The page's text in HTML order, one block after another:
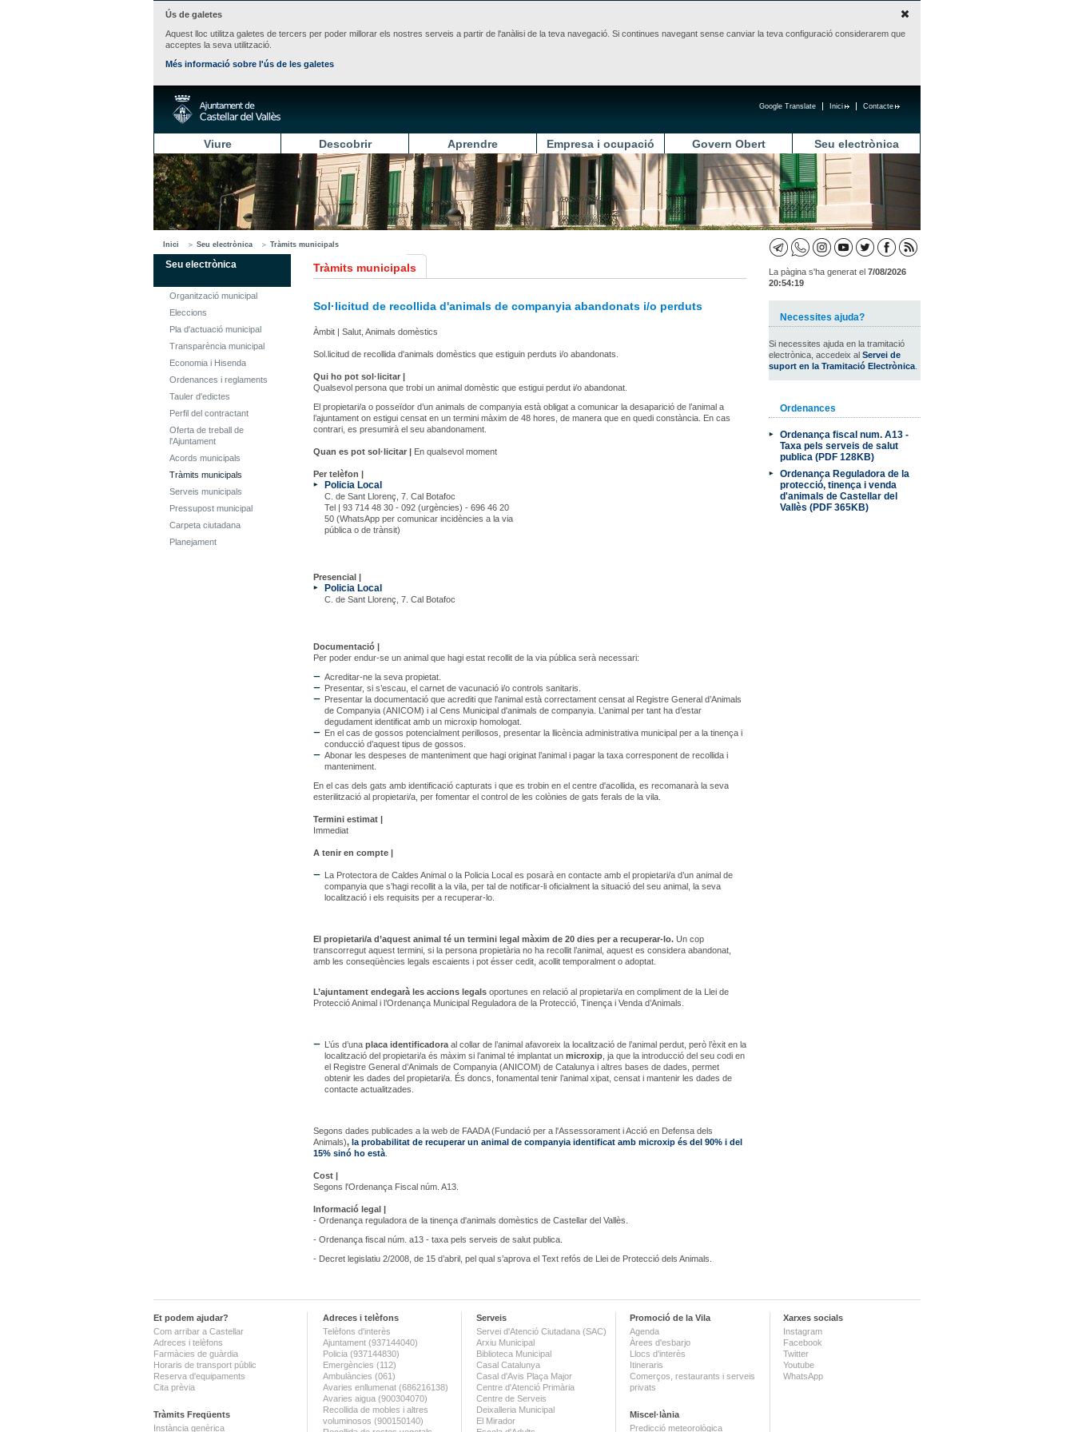
Ús de galetes
Aquest lloc utilitza galetes de tercers per poder millorar els nostres serveis a partir de l'anàlisi de la teva navegació. Si continues navegant sense canviar la teva configuració considerarem que
acceptes la seva utilització.
Més informació sobre l'ús de les galetes
Contacte
Inici
Google Translate
Viure Descobrir Aprendre Empresa i ocupació Govern Obert Seu electrònica
Inici Seu electrònica Tràmits municipals
Seu electrònica
Organització municipal
Eleccions
Pla d'actuació municipal
Transparència municipal
Economia i Hisenda
Ordenances i reglaments
Tauler d'edictes
Perfil del contractant
Oferta de treball de
l'Ajuntament
Acords municipals
Tràmits municipals
Serveis municipals
Pressupost municipal
Carpeta ciutadana
Planejament
Tràmits municipals La pàgina s'ha generat el 7/08/2026
20:54:19
Sol·licitud de recollida d'animals de companyia abandonats i/o perduts
Àmbit | Salut, Animals domèstics
Sol.licitud de recollida d'animals domèstics que estiguin perduts i/o abandonats.
Qui ho pot sol·licitar |
Qualsevol persona que trobi un animal domèstic que estigui perdut i/o abandonat.
El propietari/a o posseïdor d’un animals de companyia està obligat a comunicar la desaparició de l’animal a
l’ajuntament on estigui censat en un termini màxim de 48 hores, de manera que en quedi constància. En cas
contrari, es presumirà el seu abandonament.
Quan es pot sol·licitar | En qualsevol moment
Per telèfon |
Policia Local
C. de Sant Llorenç, 7. Cal Botafoc
Tel | 93 714 48 30 - 092 (urgències) - 696 46 20
50 (WhatsApp per comunicar incidències a la via
pública o de trànsit)
Presencial |
Policia Local
C. de Sant Llorenç, 7. Cal Botafoc
Documentació |
Per poder endur-se un animal que hagi estat recollit de la via pública serà necessari:
Acreditar-ne la seva propietat.
Presentar, si s’escau, el carnet de vacunació i/o controls sanitaris.
Presentar la documentació que acrediti que l'animal està correctament censat al Registre General d’Animals
de Companyia (ANICOM) i al Cens Municipal d'animals de companyia. L’animal per tant ha d’estar
degudament identificat amb un microxip homologat.
En el cas de gossos potencialment perillosos, presentar la llicència administrativa municipal per a la tinença i
conducció d’aquest tipus de gossos.
Abonar les despeses de manteniment que hagi originat l’animal i pagar la taxa corresponent de recollida i
manteniment.
En el cas dels gats amb identificació capturats i que es trobin en el centre d'acollida, es recomanarà la seva
esterilització al propietari/a, per fomentar el control de les colònies de gats ferals de la vila.
Termini estimat |
Immediat
A tenir en compte |
La Protectora de Caldes Animal o la Policia Local es posarà en contacte amb el propietari/a d’un animal de
companyia que s’hagi recollit a la vila, per tal de notificar-li oficialment la situació del seu animal, la seva
localització i els requisits per a recuperar-lo.
El propietari/a d’aquest animal té un termini legal màxim de 20 dies per a recuperar-lo. Un cop
transcorregut aquest termini, si la persona propietària no ha recollit l’animal, aquest es considera abandonat,
amb les conseqüències legals escaients i pot ésser cedit, acollit temporalment o adoptat.
L’ajuntament endegarà les accions legals oportunes en relació al propietari/a en compliment de la Llei de
Protecció Animal i l’Ordenança Municipal Reguladora de la Protecció, Tinença i Venda d’Animals.
L’ús d’una placa identificadora al collar de l’animal afavoreix la localització de l’animal perdut, però l’èxit en la
localització del propietari/a és màxim si l’animal té implantat un microxip , ja que la introducció del seu codi en
el Registre General d’Animals de Companyia (ANICOM) de Catalunya i altres bases de dades, permet
obtenir les dades del propietari/a. És doncs, fonamental tenir l’animal xipat, censat i mantenir les dades de
contacte actualitzades.
Segons dades publicades a la web de FAADA (Fundació per a l'Assessorament i Acció en Defensa dels
Animals), la probabilitat de recuperar un animal de companyia identificat amb microxip és del 90% i del
15% sinó ho està
Cost |
Segons l'Ordenança Fiscal núm. A13.
Informació legal |
- Ordenança reguladora de la tinença d'animals domèstics de Castellar del Vallès.
- Ordenança fiscal núm. a13 - taxa pels serveis de salut publica.
- Decret legislatiu 2/2008, de 15 d’abril, pel qual s’aprova el Text refós de Llei de Protecció dels Animals.
Necessites ajuda?
Si necessites ajuda en la tramitació
electrònica, accedeix al Servei de
suport en la Tramitació Electrònica
Ordenances
Ordenança fiscal num. A13 -
Taxa pels serveis de salut
publica (PDF 128KB)
Ordenança Reguladora de la
protecció, tinença i venda
d'animals de Castellar del
Vallès (PDF 365KB)
Et podem ajudar?
Com arribar a Castellar
Adreces i telèfons
Farmàcies de guàrdia
Horaris de transport públic
Reserva d'equipaments
Cita prèvia
Tràmits Freqüents
Instància genèrica
Adreces i telèfons
Telèfons d'interès
Ajuntament (937144040)
Policia (937144830)
Emergències (112)
Ambulàncies (061)
Avaries enllumenat (686216138)
Avaries aigua (900304070)
Recollida de mobles i altres
voluminosos (900150140)
Serveis
Servei d'Atenció Ciutadana (SAC)
Arxiu Municipal
Biblioteca Municipal
Casal Catalunya
Casal d'Avis Plaça Major
Centre d'Atenció Primària
Centre de Serveis
Deixalleria Municipal
El Mirador
Promoció de la Vila
Agenda
Àrees d'esbarjo
Llocs d'interès
Itineraris
Comerços, restaurants i serveis
privats
Miscel·lània
Predicció meteorològica
Xarxes socials
Instagram
Facebook
Twitter
Youtube
WhatsApp